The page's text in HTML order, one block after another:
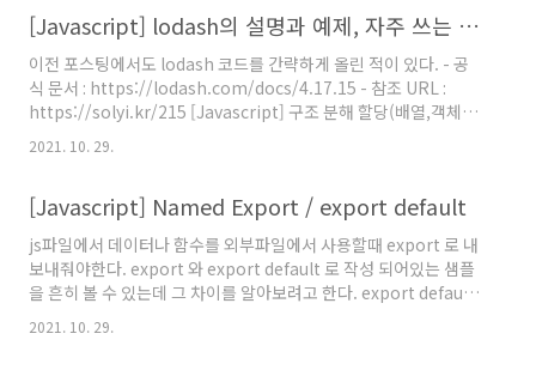
운 내용이 아니므로 코드 블럭으로 작성하기로
한다. // .s..
쌍"으로 이루어진 데이터 오브젝트를 전달하기 위해 인간이 읽을
수 있 ko.wikipedia.org JSON은 "문자열"로 이루어져있지만 브
라우저에서 읽을 때는 객체로 사용이 된다. 그래서 JSON 형식의 데
이터는 코드를 짤때 문자열로 변환하는 방법..
[Javascript] lodash의 설명과 예제, 자주 쓰는 함수
이전 포스팅에서도 lodash 코드를 간략하게 올린 적이 있다. - 공
식 문서 : https://lodash.com/docs/4.17.15 - 참조 URL :
https://solyi.kr/215 [Javascript] 구조 분해 할당(배열,객체) /
전개 연산자 / 데이터 불변성 / 얕은복사와 깊은 복사 (lodas 구조
분해 할당 - 객체 / 배열의 구조 분해 할당 console.group('@ 객
있음 const { name: me, age, email, address = 'Korea' } =
user console.. solyi.kr lodash는 기능적 프로그래밍 패러다임
을 사용하여 일반적인 프로그래밍 작업을 위한 유틸리티 기능..
2021. 10. 29.
[Javascript] Named Export / export default
js파일에서 데이터나 함수를 외부파일에서 사용할때 export 로 내
보내줘야한다. export 와 export default 로 작성 되어있는 샘플
을 흔히 볼 수 있는데 그 차이를 알아보려고 한다. export default :
기본 export 내보내는 JS파일에서 function 이름은 생략이 가능
하다. 한가지 함수만 작성할 수 있다. 가져오는 JS파일에서
2021. 10. 29.